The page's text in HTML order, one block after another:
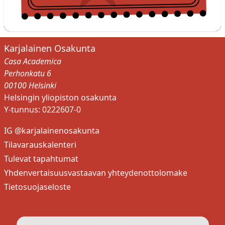
Karjalainen Osakunta
Casa Academica
Perhonkatu 6
00100 Helsinki
Helsingin yliopiston osakunta
Y-tunnus: 0222607-0
IG @karjalainenosakunta
Tilavarauskalenteri
Tulevat tapahtumat
Yhdenvertaisuusvastaavan yhteydenottolomake
Tietosuojaseloste